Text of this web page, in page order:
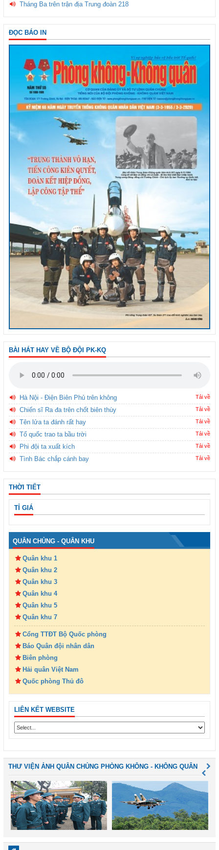
Tháng Ba trên trận địa Trung đoàn 218
ĐỌC BÁO IN
BÀI HÁT HAY VỀ BỘ ĐỘI PK-KQ
Hà Nội - Điện Biên Phủ trên không Tải về
Chiến sĩ Ra đa trên chốt biên thùy Tải về
Tên lửa ta đánh rất hay Tải về
Tổ quốc trao ta bầu trời Tải về
Phi đội ta xuất kích Tải về
Tình Bác chắp cánh bay Tải về
THỜI TIẾT
TỈ GIÁ
QUÂN CHỦNG - QUÂN KHU
Quân khu 1
Quân khu 2
Quân khu 3
Quân khu 4
Quân khu 5
Quân khu 7
Cổng TTĐT Bộ Quốc phòng
Báo Quân đội nhân dân
Biên phòng
Hải quân Việt Nam
Quốc phòng Thủ đô
LIÊN KẾT WEBSITE
THƯ VIỆN ẢNH QUÂN CHỦNG PHÒNG KHÔNG - KHÔNG QUÂN